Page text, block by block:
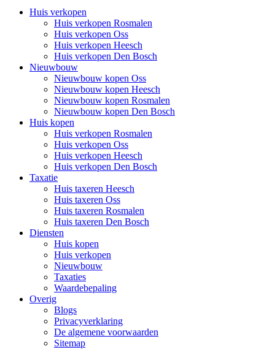
Huis verkopen
Huis verkopen Rosmalen
Huis verkopen Oss
Huis verkopen Heesch
Huis verkopen Den Bosch
Nieuwbouw
Nieuwbouw kopen Oss
Nieuwbouw kopen Heesch
Nieuwbouw kopen Rosmalen
Nieuwbouw kopen Den Bosch
Huis kopen
Huis verkopen Rosmalen
Huis verkopen Oss
Huis verkopen Heesch
Huis verkopen Den Bosch
Taxatie
Huis taxeren Heesch
Huis taxeren Oss
Huis taxeren Rosmalen
Huis taxeren Den Bosch
Diensten
Huis kopen
Huis verkopen
Nieuwbouw
Taxaties
Waardebepaling
Overig
Blogs
Privacyverklaring
De algemene voorwaarden
Sitemap